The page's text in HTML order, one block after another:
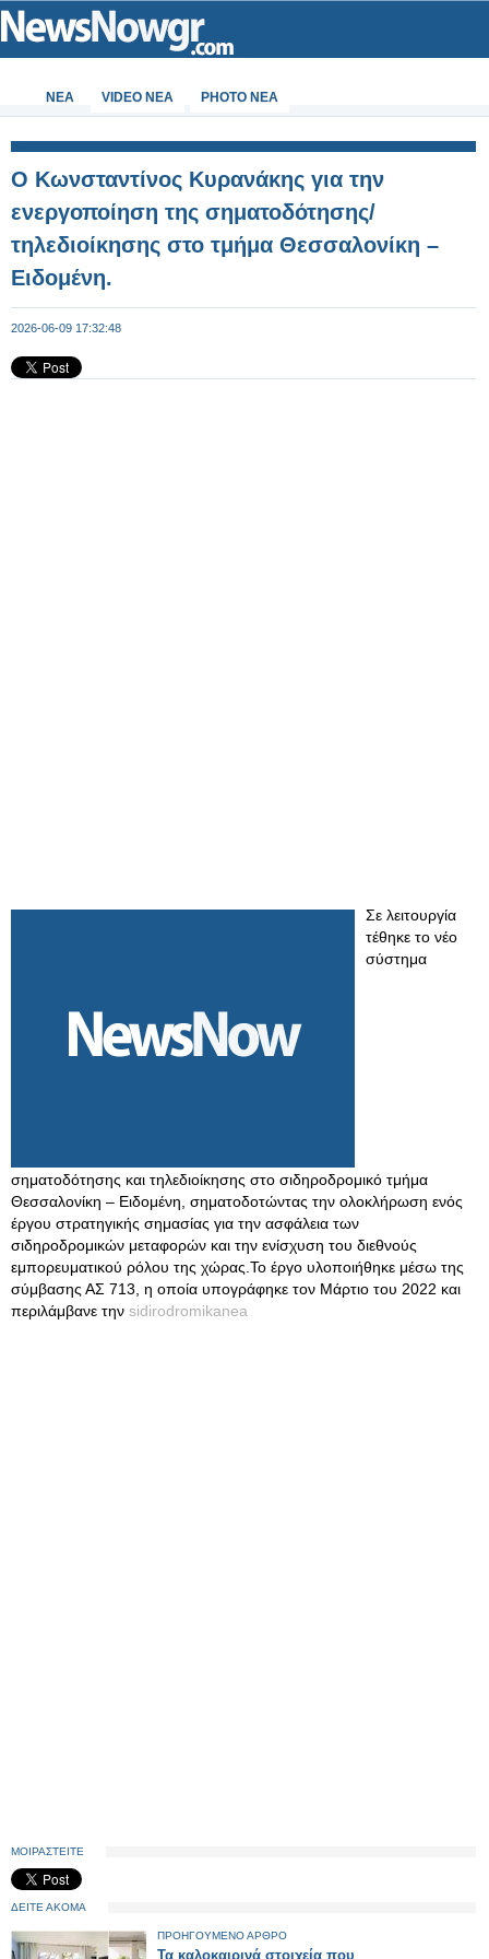
ΝΕΑ VIDEO NEA PHOTO NEA
Ο Κωνσταντίνος Κυρανάκης για την
ενεργοποίηση της σηματοδότησης/
τηλεδιοίκησης στο τμήμα Θεσσαλονίκη –
Ειδομένη.
2026-06-09 17:32:48
Σε λειτουργία
τέθηκε το νέο
σύστημα
σηματοδότησης και τηλεδιοίκησης στο σιδηροδρομικό τμήμα
Θεσσαλονίκη – Ειδομένη, σηματοδοτώντας την ολοκλήρωση ενός
έργου στρατηγικής σημασίας για την ασφάλεια των
σιδηροδρομικών μεταφορών και την ενίσχυση του διεθνούς
εμπορευματικού ρόλου της χώρας.Το έργο υλοποιήθηκε μέσω της
σύμβασης ΑΣ 713, η οποία υπογράφηκε τον Μάρτιο του 2022 και
περιλάμβανε την sidirodromikanea
ΜΟΙΡΑΣΤΕΙΤΕ
ΔΕΙΤΕ ΑΚΟΜΑ
ΠΡΟΗΓΟΥΜΕΝΟ ΑΡΘΡΟ
Τα καλοκαιρινά στοιχεία που